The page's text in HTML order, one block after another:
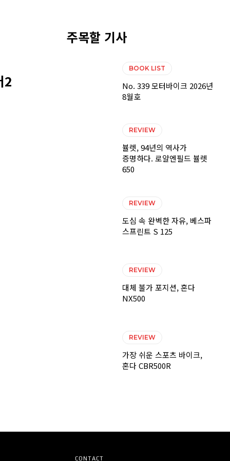
2
주목할 기사
BOOK LIST
No. 339 모터바이크 2026년
8월호
REVIEW
뷸렛, 94년의 역사가
증명하다. 로얄엔필드 뷸렛
650
REVIEW
도심 속 완벽한 자유, 베스파
스프린트 S 125
REVIEW
대체 불가 포지션, 혼다
NX500
REVIEW
가장 쉬운 스포츠 바이크,
혼다 CBR500R
CONTACT